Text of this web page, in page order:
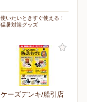
使いたいときすぐ使える！
猛暑対策グッズ
ケーズデンキ/船引店